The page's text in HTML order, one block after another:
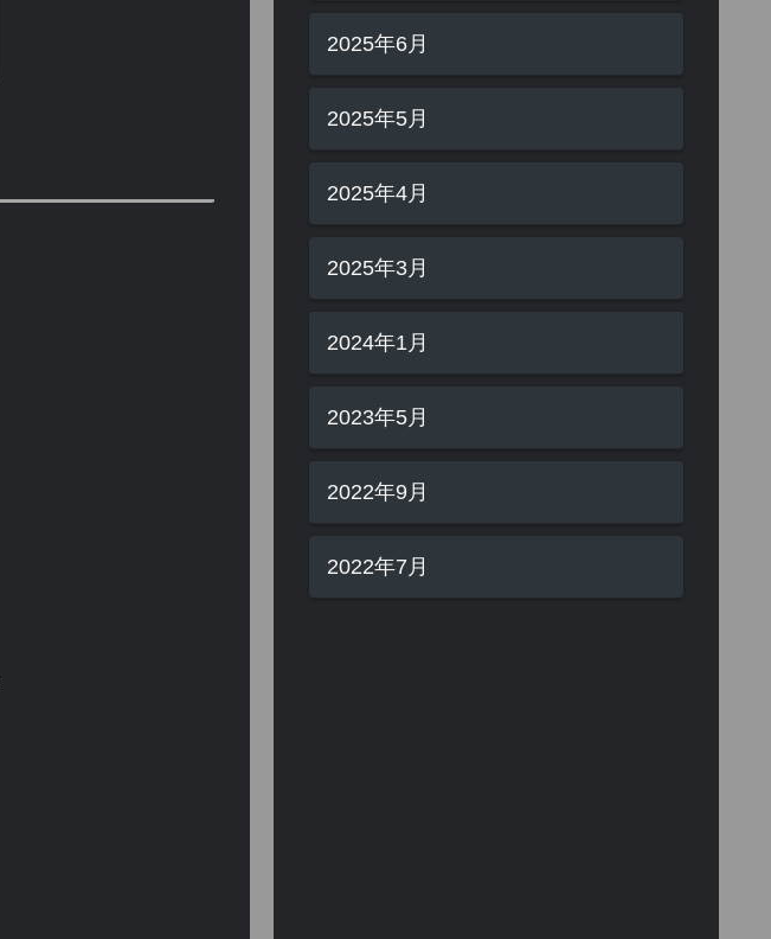
2025年6月
2025年5月
2025年4月
2025年3月
2024年1月
2023年5月
2022年9月
2022年7月